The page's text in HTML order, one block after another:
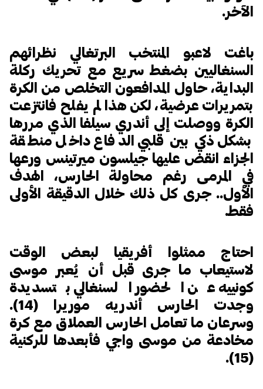
الآخر.
باغت لاعبو المنتخب البرتغالي نظرائهم
السنغاليين بضغط سريع مع تحريك ركلة
البداية، حاول المدافعون التخلص من الكرة
بتمريرات عرضية، لكن هذا لم يفلح فانتزعت
الكرة ووصلت إلى أندري سيلفا الذي مررها
بشكل ذكي بين قلبي الدفاع داخل منطقة
الجزاء انقض عليها جيلسون ميرتينس ورعها
في المرمى رغم محاولة الحارس، الهدف
الأول.. جرى كل ذلك خلال الدقيقة الأولى
فقط.
احتاج ممثلوا أفريقيا لبعض الوقت
لاستيعاب ما جرى قبل أن يُعبر موسى
كونييه عن الحضور السنغالي بتسديدة
وجدت الحارس أندريه موريرا (14).
وسرعان ما تعامل الحارس العملاق مع كرة
مخادعة من موسى واجي فأبعدها للركنية
(15).